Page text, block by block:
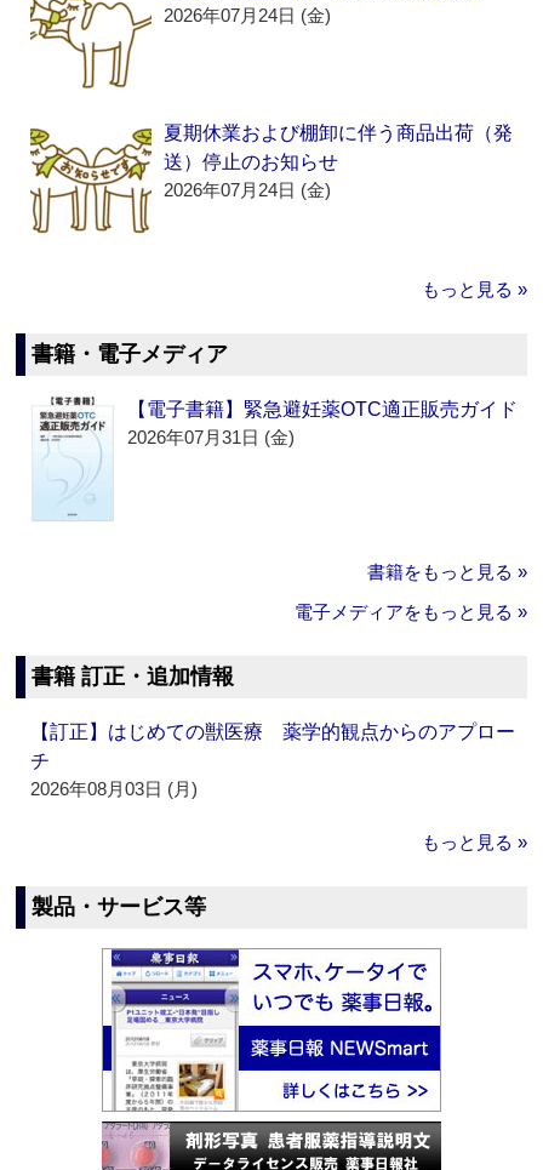
2026年07月24日 (金)
夏期休業および棚卸に伴う商品出荷（発
送）停止のお知らせ
2026年07月24日 (金)
もっと見る »
書籍・電子メディア
【電子書籍】緊急避妊薬OTC適正販売ガイド
2026年07月31日 (金)
書籍をもっと見る »
電子メディアをもっと見る »
書籍 訂正・追加情報
【訂正】はじめての獣医療 薬学的観点からのアプロー
チ
2026年08月03日 (月)
もっと見る »
製品・サービス等